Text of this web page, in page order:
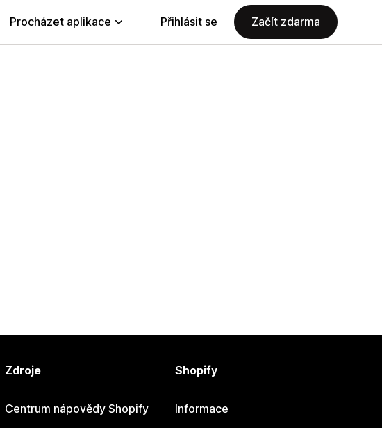
Procházet aplikace Přihlásit se Začít zdarma
Zdroje
Centrum nápovědy Shopify
Shopify
Informace